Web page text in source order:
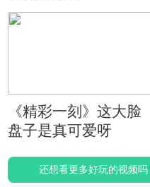
《精彩一刻》这大脸
盘子是真可爱呀
还想看更多好玩的视频